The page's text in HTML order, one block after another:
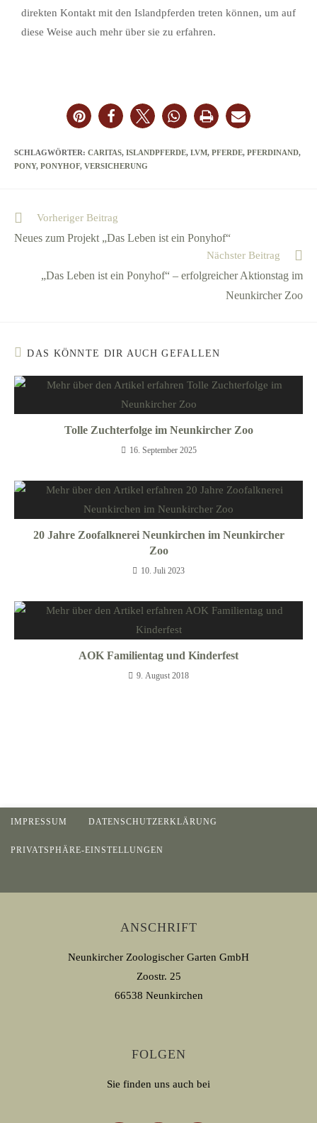
direkten Kontakt mit den Islandpferden treten können, um auf
diese Weise auch mehr über sie zu erfahren.
SCHLAGWÖRTER: CARITAS, ISLANDPFERDE, LVM, PFERDE, PFERDINAND,
PONY, PONYHOF, VERSICHERUNG
Vorheriger Beitrag
Neues zum Projekt „Das Leben ist ein Ponyhof“
Nächster Beitrag
„Das Leben ist ein Ponyhof“ – erfolgreicher Aktionstag im
Neunkircher Zoo
DAS KÖNNTE DIR AUCH GEFALLEN
Tolle Zuchterfolge im Neunkircher Zoo
16. September 2025
20 Jahre Zoofalknerei Neunkirchen im Neunkircher
Zoo
10. Juli 2023
AOK Familientag und Kinderfest
9. August 2018
IMPRESSUM DATENSCHUTZERKLÄRUNG
PRIVATSPHÄRE-EINSTELLUNGEN
ANSCHRIFT
Neunkircher Zoologischer Garten GmbH
Zoostr. 25
66538 Neunkirchen
FOLGEN
Sie finden uns auch bei